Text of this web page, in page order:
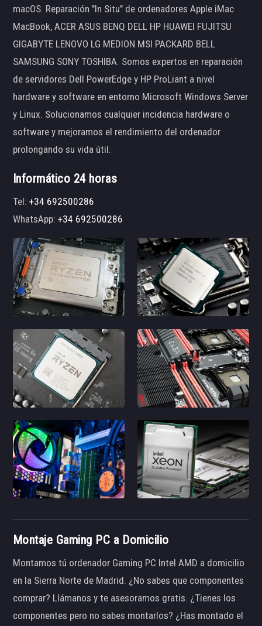
macOS. Reparación "In Situ" de ordenadores Apple iMac
MacBook, ACER ASUS BENQ DELL HP HUAWEI FUJITSU
GIGABYTE LENOVO LG MEDION MSI PACKARD BELL
SAMSUNG SONY TOSHIBA. Somos expertos en reparación
de servidores Dell PowerEdge y HP ProLiant a nivel
hardware y software en entorno Microsoft Windows Server
y Linux. Solucionamos cualquier incidencia hardware o
software y mejoramos el rendimiento del ordenador
prolongando su vida útil.
Informático 24 horas
Tel:+34 692500286
WhatsApp:+34 692500286
Montaje Gaming PC a Domicilio
Montamos tú ordenador Gaming PC Intel AMD a domicilio
en la Sierra Norte de Madrid. ¿No sabes que componentes
comprar? Llámanos y te asesoramos gratis. ¿Tienes los
componentes pero no sabes montarlos? ¿Has montado el